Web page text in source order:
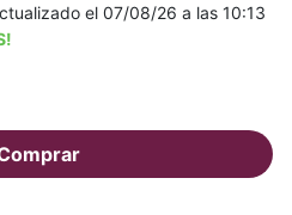
el 07/08/26 a las 10:13